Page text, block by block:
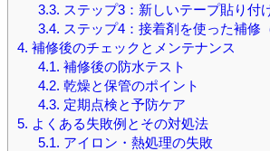
3.3. ステップ3：新しいテープ貼り付
3.4. ステップ4：接着剤を使った補修
4. 補修後のチェックとメンテナンス
4.1. 補修後の防水テスト
4.2. 乾燥と保管のポイント
4.3. 定期点検と予防ケア
5. よくある失敗例とその対処法
5.1. アイロン・熱処理の失敗